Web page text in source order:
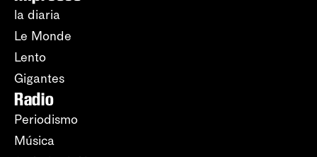
la diaria
Le Monde
Lento
Gigantes
Radio
Periodismo
Música